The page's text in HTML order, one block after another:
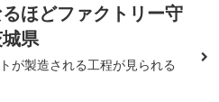
ほどファクトリー守
県
が製造される工程が見られる